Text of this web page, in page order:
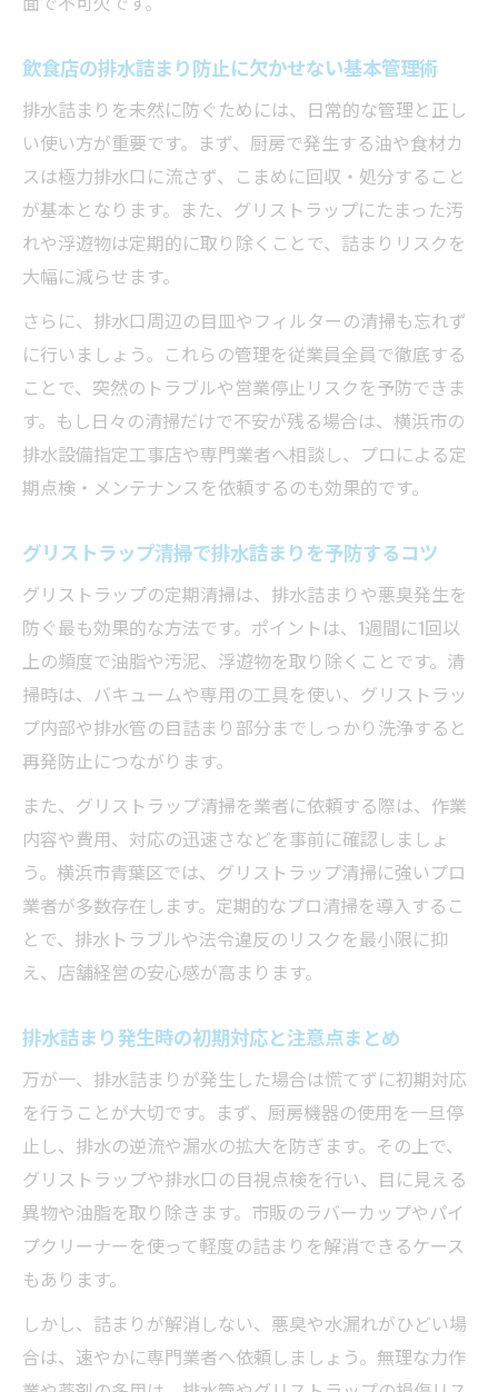
ング
排水詰まりトラブルを減らす業者との連携
法
排水詰まりリスクを減らすメンテナンスの
秘訣
グリストラップ清掃の業者依頼前後の注意
点
排水詰まりが起きた時の応急処置と注意点
排水詰まり発生時にすぐできる応急対応方
法
排水詰まりトラブル時に確認すべき注意事
項
排水詰まり時に避けたいNG対応例の紹介
グリストラップ清掃業者選びの新常識を解説
排水詰まり対応力で選ぶ業者の見極めポイ
ント
排水詰まりトラブルに強い信頼業者の特徴
排水詰まり費用の透明性をチェックする方
法
排水詰まり実績が豊富な業者選定の基準
排水詰まりトラブル時の迅速対応の重要性
信頼できる業者が行う排水詰まり解決の流れ
排水詰まり解決のための現地調査と見積も
排水詰まり解消作業の具体的な流れを解説
排水詰まり清掃後の確認とアフターケアの
重要性
業者による排水詰まり対応中の説明ポイン
ト
飲食店の排水詰まり防止に欠かせない基本管理術
排水詰まりを未然に防ぐためには、日常的な管理と正し
い使い方が重要です。まず、厨房で発生する油や食材カ
スは極力排水口に流さず、こまめに回収・処分すること
が基本となります。また、グリストラップにたまった汚
れや浮遊物は定期的に取り除くことで、詰まりリスクを
大幅に減らせます。
さらに、排水口周辺の目皿やフィルターの清掃も忘れず
に行いましょう。これらの管理を従業員全員で徹底する
ことで、突然のトラブルや営業停止リスクを予防できま
す。もし日々の清掃だけで不安が残る場合は、横浜市の
排水設備指定工事店や専門業者へ相談し、プロによる定
期点検・メンテナンスを依頼するのも効果的です。
グリストラップ清掃で排水詰まりを予防するコツ
グリストラップの定期清掃は、排水詰まりや悪臭発生を
防ぐ最も効果的な方法です。ポイントは、1週間に1回以
上の頻度で油脂や汚泥、浮遊物を取り除くことです。清
掃時は、バキュームや専用の工具を使い、グリストラッ
プ内部や排水管の目詰まり部分までしっかり洗浄すると
再発防止につながります。
また、グリストラップ清掃を業者に依頼する際は、作業
内容や費用、対応の迅速さなどを事前に確認しましょ
う。横浜市青葉区では、グリストラップ清掃に強いプロ
業者が多数存在します。定期的なプロ清掃を導入するこ
とで、排水トラブルや法令違反のリスクを最小限に抑
え、店舗経営の安心感が高まります。
排水詰まり発生時の初期対応と注意点まとめ
万が一、排水詰まりが発生した場合は慌てずに初期対応
を行うことが大切です。まず、厨房機器の使用を一旦停
止し、排水の逆流や漏水の拡大を防ぎます。その上で、
グリストラップや排水口の目視点検を行い、目に見える
異物や油脂を取り除きます。市販のラバーカップやパイ
プクリーナーを使って軽度の詰まりを解消できるケース
もあります。
しかし、詰まりが解消しない、悪臭や水漏れがひどい場
合は、速やかに専門業者へ依頼しましょう。無理な力作